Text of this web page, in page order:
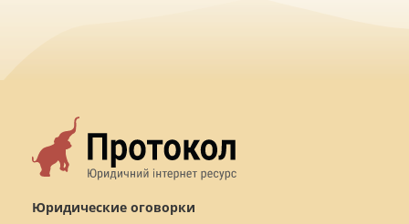
Юридические оговорки